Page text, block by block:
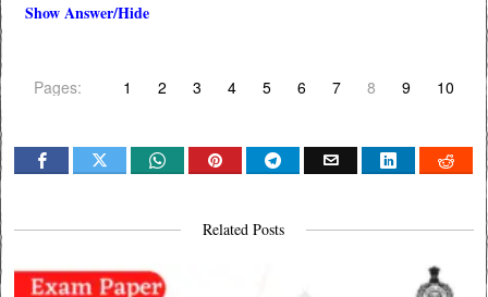
Show Answer/Hide
Pages: 1 2 3 4 5 6 7 8 9 10
Related Posts